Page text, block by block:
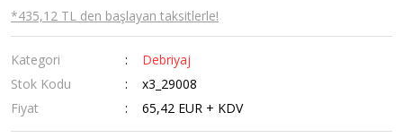
*435,12 TL den başlayan taksitlerle!
Kategori
Debriyaj
Stok Kodu
x3_29008
Fiyat
65,42 EUR + KDV